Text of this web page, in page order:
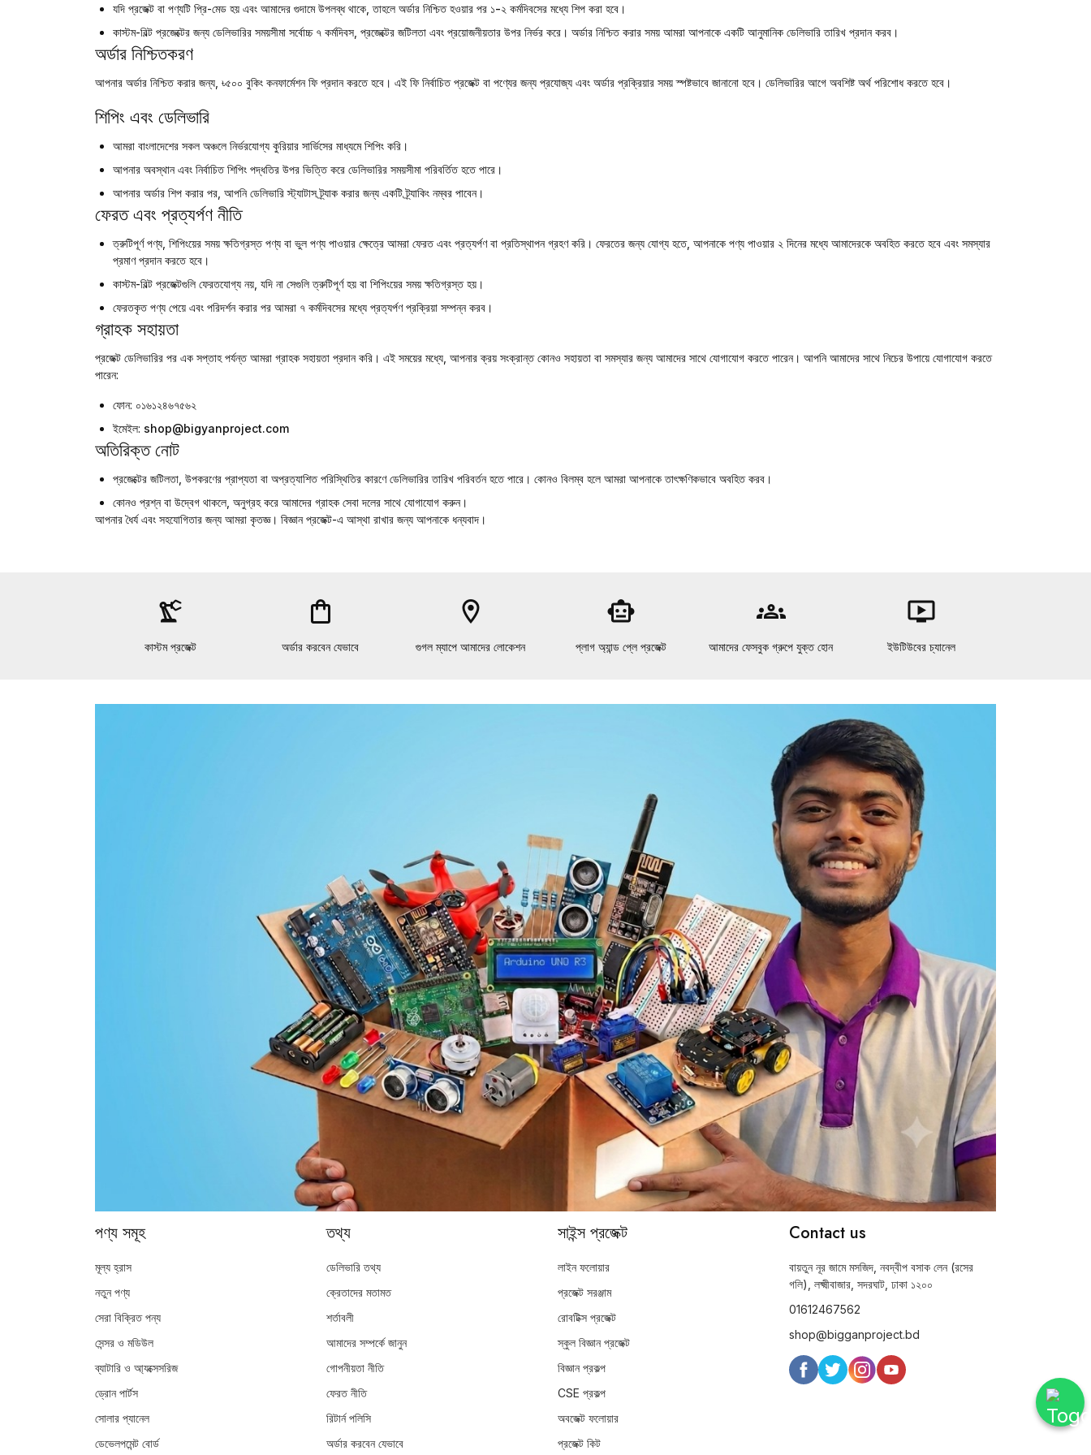
যদি প্রজেক্ট বা পণ্যটি প্রি-মেড হয় এবং আমাদের গুদামে উপলব্ধ থাকে, তাহলে অর্ডার নিশ্চিত হওয়ার পর ১-২ কর্মদিবসের মধ্যে শিপ করা হবে।
কাস্টম-বিল্ট প্রজেক্টের জন্য ডেলিভারির সময়সীমা সর্বোচ্চ ৭ কর্মদিবস , প্রজেক্টের জটিলতা এবং প্রয়োজনীয়তার উপর নির্ভর করে। অর্ডার নিশ্চিত করার সময় আমরা আপনাকে একটি আনুমানিক ডেলিভারি তারিখ প্রদান করব।
অর্ডার নিশ্চিতকরণ
আপনার অর্ডার নিশ্চিত করার জন্য, ৳৫০০ বুকিং কনফার্মেশন ফি প্রদান করতে হবে। এই ফি নির্বাচিত প্রজেক্ট বা পণ্যের জন্য প্রযোজ্য এবং অর্ডার প্রক্রিয়ার সময় স্পষ্টভাবে জানানো হবে। ডেলিভারির আগে অবশিষ্ট অর্থ পরিশোধ করতে হবে।
শিপিং এবং ডেলিভারি
আমরা বাংলাদেশের সকল অঞ্চলে নির্ভরযোগ্য কুরিয়ার সার্ভিসের মাধ্যমে শিপিং করি।
আপনার অবস্থান এবং নির্বাচিত শিপিং পদ্ধতির উপর ভিত্তি করে ডেলিভারির সময়সীমা পরিবর্তিত হতে পারে।
আপনার অর্ডার শিপ করার পর, আপনি ডেলিভারি স্ট্যাটাস ট্র্যাক করার জন্য একটি ট্র্যাকিং নম্বর পাবেন।
ফেরত এবং প্রত্যর্পণ নীতি
ত্রুটিপূর্ণ পণ্য, শিপিংয়ের সময় ক্ষতিগ্রস্ত পণ্য বা ভুল পণ্য পাওয়ার ক্ষেত্রে আমরা ফেরত এবং প্রত্যর্পণ বা প্রতিস্থাপন গ্রহণ করি। ফেরতের জন্য যোগ্য হতে, আপনাকে পণ্য পাওয়ার ২ দিনের মধ্যে আমাদেরকে অবহিত করতে হবে এবং সমস্যার
প্রমাণ প্রদান করতে হবে।
কাস্টম-বিল্ট প্রজেক্টগুলি ফেরতযোগ্য নয় , যদি না সেগুলি ত্রুটিপূর্ণ হয় বা শিপিংয়ের সময় ক্ষতিগ্রস্ত হয়।
ফেরতকৃত পণ্য পেয়ে এবং পরিদর্শন করার পর আমরা ৭ কর্মদিবসের মধ্যে প্রত্যর্পণ প্রক্রিয়া সম্পন্ন করব।
গ্রাহক সহায়তা
প্রজেক্ট ডেলিভারির পর এক সপ্তাহপর্যন্ত আমরা গ্রাহক সহায়তা প্রদান করি। এই সময়ের মধ্যে, আপনার ক্রয় সংক্রান্ত কোনও সহায়তা বা সমস্যার জন্য আমাদের সাথে যোগাযোগ করতে পারেন। আপনি আমাদের সাথে নিচের উপায়ে যোগাযোগ করতে
পারেন:
ফোন: ০১৬১২৪৬৭৫৬২
ইমেইল: shop@bigyanproject.com
অতিরিক্ত নোট
প্রজেক্টের জটিলতা, উপকরণের প্রাপ্যতা বা অপ্রত্যাশিত পরিস্থিতির কারণে ডেলিভারির তারিখ পরিবর্তন হতে পারে। কোনও বিলম্ব হলে আমরা আপনাকে তাৎক্ষণিকভাবে অবহিত করব।
কোনও প্রশ্ন বা উদ্বেগ থাকলে, অনুগ্রহ করে আমাদের গ্রাহক সেবা দলের সাথে যোগাযোগ করুন।
আপনার ধৈর্য এবং সহযোগিতার জন্য আমরা কৃতজ্ঞ। বিজ্ঞান প্রজেক্ট-এ আস্থা রাখার জন্য আপনাকে ধন্যবাদ।
precision_manufacturing
কাস্টম প্রজেক্ট
shopping_bag
অর্ডার করবেন যেভাবে
location_on
গুগল ম্যাপে আমাদের লোকেশন
smart_toy
প্লাগ অ্যান্ড প্লে প্রজেক্ট
groups
আমাদের ফেসবুক গ্রুপে যুক্ত হোন
ondemand_video
ইউটিউবের চ্যানেল
পণ্য সমূহ
মূল্য হ্রাস
নতুন পণ্য
সেরা বিক্রিত পন্য
সেন্সর ও মডিউল
ব্যাটারি ও আ্যক্সেসরিজ
ড্রোন পার্টস
সোলার প্যানেল
ডেভেলপমেন্ট বোর্ড
তথ্য
ডেলিভারি তথ্য
ক্রেতাদের মতামত
শর্তাবলী
আমাদের সম্পর্কে জানুন
গোপনীয়তা নীতি
ফেরত নীতি
রিটার্ন পলিসি
অর্ডার করবেন যেভাবে
সাইন্স প্রজেক্ট
লাইন ফলোয়ার
প্রজেক্ট সরঞ্জাম
রোবটিক্স প্রজেক্ট
স্কুল বিজ্ঞান প্রজেক্ট
বিজ্ঞান প্রকল্প
CSE প্রকল্প
অবজেক্ট ফলোয়ার
প্রজেক্ট কিট
Contact us
বায়তুন নূর জামে মসজিদ, নবদ্বীপ বসাক লেন (রসের
গলি), লক্ষ্মীবাজার, সদরঘাট, ঢাকা ১২০০
01612467562
shop@bigganproject.bd